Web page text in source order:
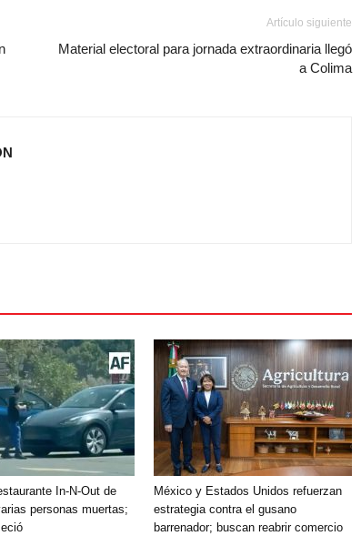
Artículo siguiente
Material electoral para jornada extraordinaria llegó
a Colima
In-N-Out de
personas muertas;
México y Estados Unidos refuerzan
estrategia contra el gusano
barrenador; buscan reabrir comercio